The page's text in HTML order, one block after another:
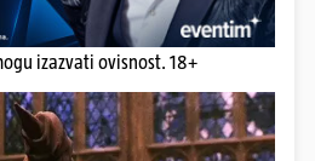
izazvati ovisnost. 18+